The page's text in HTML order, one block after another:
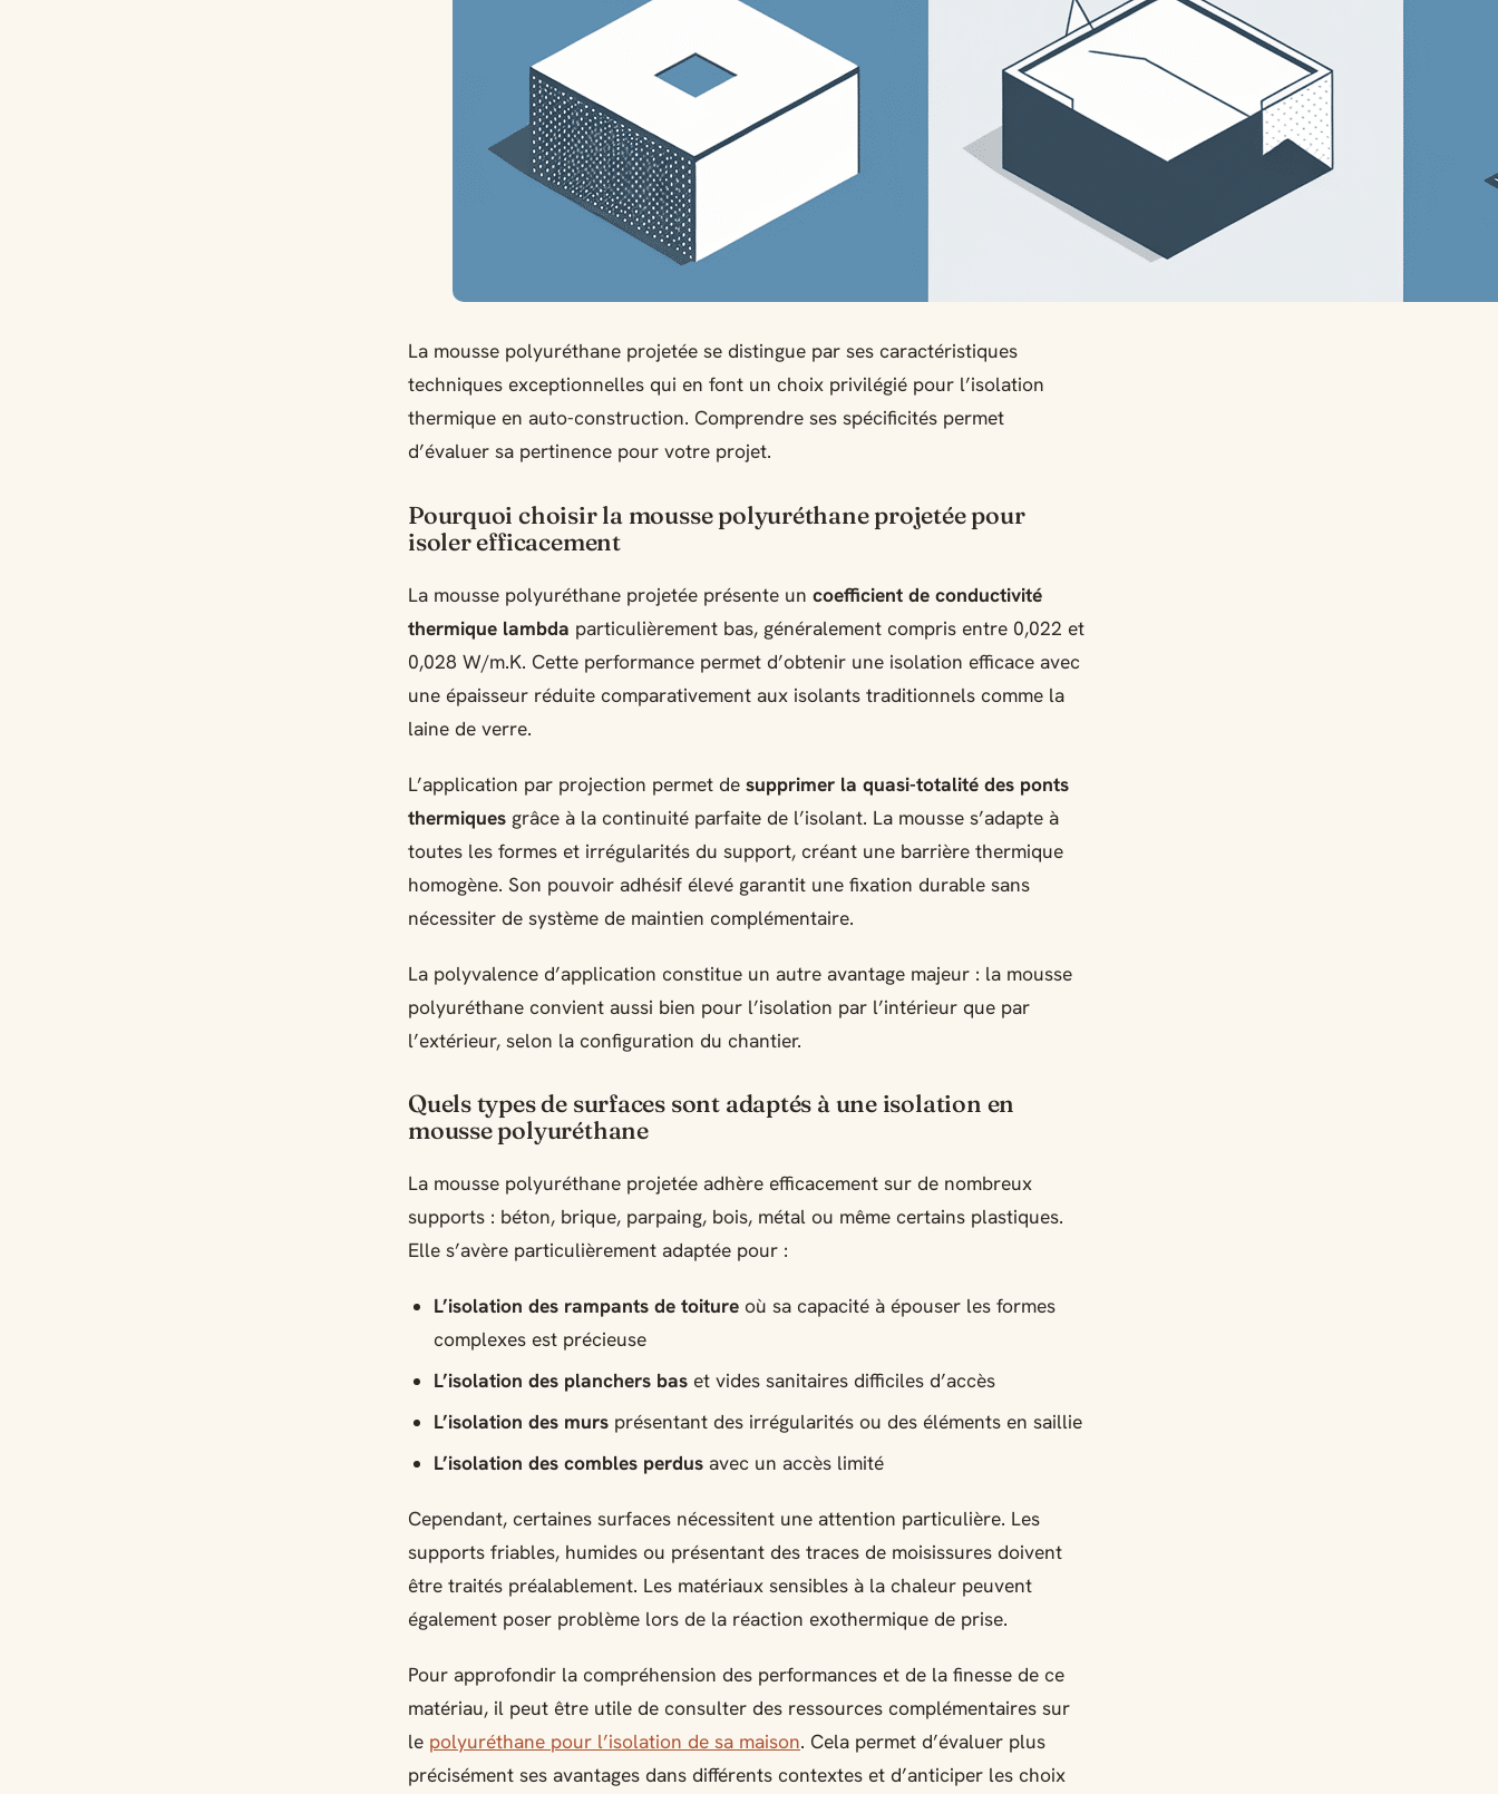
La mousse polyuréthane projetée se distingue par ses caractéristiques
techniques exceptionnelles qui en font un choix privilégié pour l’isolation
thermique en auto-construction. Comprendre ses spécificités permet
d’évaluer sa pertinence pour votre projet.
Pourquoi choisir la mousse polyuréthane projetée pour
isoler efficacement
La mousse polyuréthane projetée présente un coefficient de conductivité
thermique lambda particulièrement bas, généralement compris entre 0,022 et
0,028 W/m.K. Cette performance permet d’obtenir une isolation efficace avec
une épaisseur réduite comparativement aux isolants traditionnels comme la
laine de verre.
L’application par projection permet de supprimer la quasi-totalité des ponts
thermiques grâce à la continuité parfaite de l’isolant. La mousse s’adapte à
toutes les formes et irrégularités du support, créant une barrière thermique
homogène. Son pouvoir adhésif élevé garantit une fixation durable sans
nécessiter de système de maintien complémentaire.
La polyvalence d’application constitue un autre avantage majeur : la mousse
polyuréthane convient aussi bien pour l’isolation par l’intérieur que par
l’extérieur, selon la configuration du chantier.
Quels types de surfaces sont adaptés à une isolation en
mousse polyuréthane
La mousse polyuréthane projetée adhère efficacement sur de nombreux
supports : béton, brique, parpaing, bois, métal ou même certains plastiques.
Elle s’avère particulièrement adaptée pour :
L’isolation des rampants de toitureoù sa capacité à épouser les formes
complexes est précieuse
L’isolation des planchers baset vides sanitaires difficiles d’accès
L’isolation des mursprésentant des irrégularités ou des éléments en saillie
L’isolation des combles perdusavec un accès limité
Cependant, certaines surfaces nécessitent une attention particulière. Les
supports friables, humides ou présentant des traces de moisissures doivent
être traités préalablement. Les matériaux sensibles à la chaleur peuvent
également poser problème lors de la réaction exothermique de prise.
Pour approfondir la compréhension des performances et de la finesse de ce
matériau, il peut être utile de consulter des ressources complémentaires sur
le polyuréthane pour l’isolation de sa maison. Cela permet d’évaluer plus
précisément ses avantages dans différents contextes et d’anticiper les choix